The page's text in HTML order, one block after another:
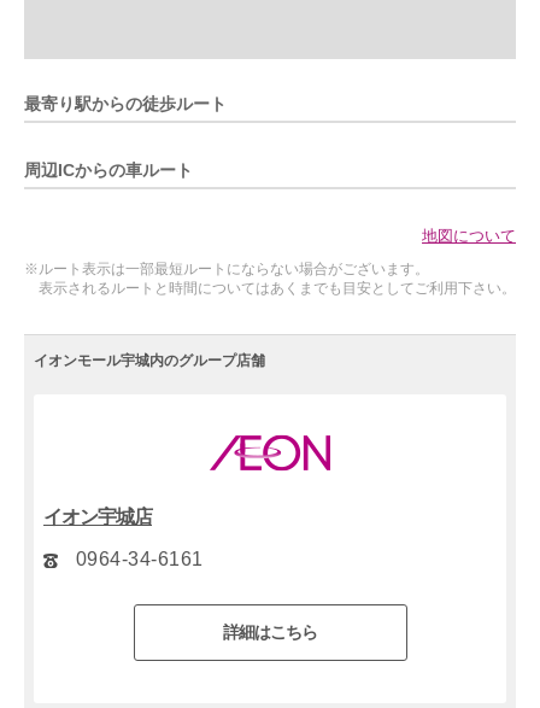
最寄り駅からの徒歩ルート
周辺ICからの車ルート
地図について
※ルート表示は一部最短ルートにならない場合がございます。
表示されるルートと時間についてはあくまでも目安としてご利用下さい。
イオンモール宇城内のグループ店舗
イオン宇城店
0964-34-6161
詳細はこちら